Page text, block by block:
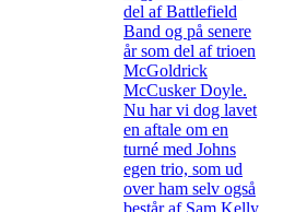
del af Battlefield
Band og på senere
år som del af trioen
McGoldrick
McCusker Doyle.
Nu har vi dog lavet
en aftale om en
turné med Johns
egen trio, som ud
over ham selv også
består af Sam Kelly